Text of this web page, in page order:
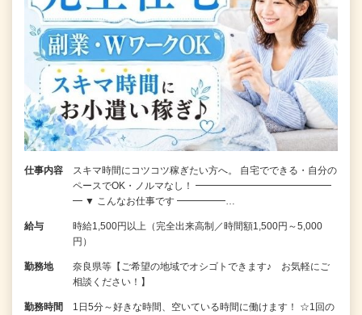
仕事内容
スキマ時間にコツコツ稼ぎたい方へ。 自宅でできる・自分の
ペースでOK・ノルマなし！ ━━━━━━━━━━━━━━
━ ▼ こんなお仕事です ━━━━━…
給与
時給1,500円以上（完全出来高制／時間額1,500円～5,000
円）
勤務地
奈良県等【ご希望の地域でオシゴトできます♪ お気軽にご
相談ください！】
勤務時間
1日5分～好きな時間、空いている時間に働けます！ ☆1回の